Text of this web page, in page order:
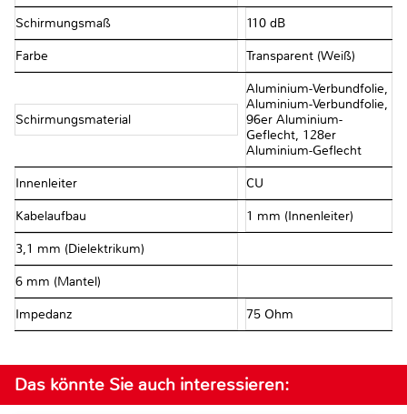
Schirmungsmaß 110 dB
Farbe Transparent (Weiß)
Schirmungsmaterial
Aluminium-Verbundfolie,
Aluminium-Verbundfolie,
96er Aluminium-
Geflecht, 128er
Aluminium-Geflecht
Innenleiter CU
Kabelaufbau 1 mm (Innenleiter)
3,1 mm (Dielektrikum)
6 mm (Mantel)
Impedanz 75 Ohm
Das könnte Sie auch interessieren: